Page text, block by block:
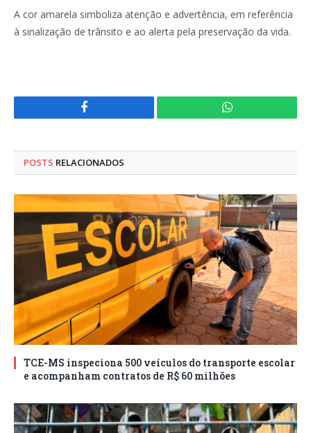
A cor amarela simboliza atenção e advertência, em referência
à sinalização de trânsito e ao alerta pela preservação da vida.
Facebook WhatsApp
POSTS RELACIONADOS
TCE-MS inspeciona 500 veículos do transporte escolar
e acompanham contratos de R$ 60 milhões